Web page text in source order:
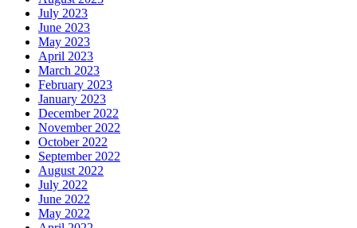
July 2023
June 2023
May 2023
April 2023
March 2023
February 2023
January 2023
December 2022
November 2022
October 2022
September 2022
August 2022
July 2022
June 2022
May 2022